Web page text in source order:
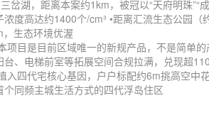
三岔湖，距离本案约1km，被冠以“天府明珠”“
浓度高达约1400个/cm³ •距离汇流生态公园
，生态环境优渥
项目是目前区域唯一的新规产品，不是简单
台、电梯前室等拓展空间合规拉满，兑现超
入四代宅核心基因，户户标配约6m挑高空中
个同频主城生活方式的四代浮岛住区